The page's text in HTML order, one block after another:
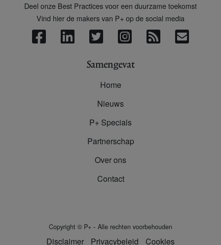
Deel onze Best Practices voor een duurzame toekomst
Vind hier de makers van P+ op de social media
Samengevat
Home
Nieuws
P+ Specials
Partnerschap
Over ons
Contact
Copyright © P+ - Alle rechten voorbehouden
Disclaimer Privacybeleid Cookies